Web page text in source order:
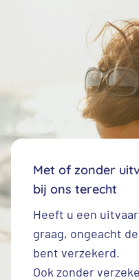
Met of zonder
bij ons terecht
Heeft u een
graag, ongeacht
bent verzekerd.
Ook zonder